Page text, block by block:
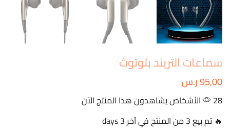
سماعات التريند بلوتوث
95,00ر.س
28 الأشخاص يشاهدون هذا المنتج الآن
🔥 تم بيع 3 من المنتج في آخر 3 days